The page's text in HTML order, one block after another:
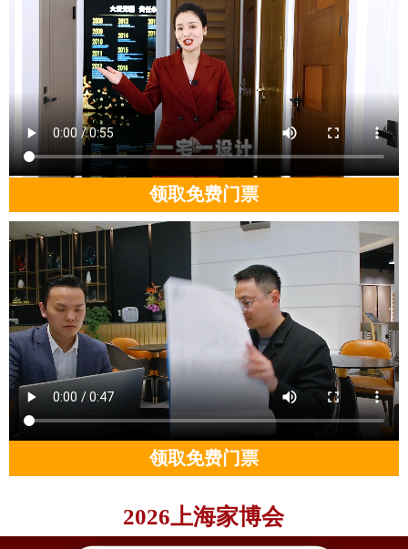
领取免费门票
领取免费门票
2026上海家博会